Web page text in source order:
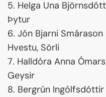
5. Helga Una
Þytur
6. Jón Bjarni
Hvestu, Sörli
7. Halldóra Anna
Geysir
8. Bergrún